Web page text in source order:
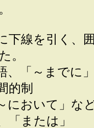
線を引く、
。
「～までに
的制
おいて」な
「または」